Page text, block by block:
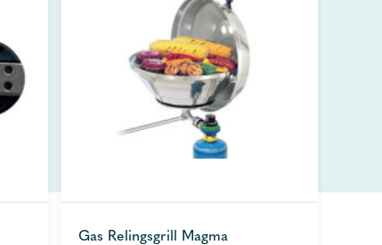
Gas Relingsgrill Magma